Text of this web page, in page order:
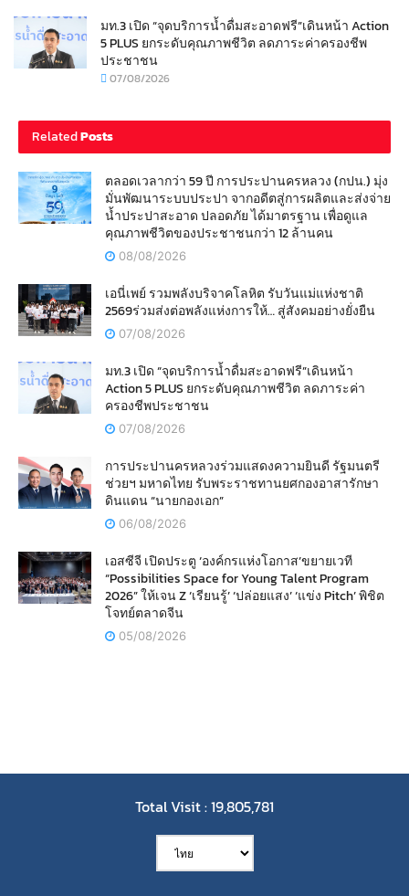
มท.3 เปิด “จุดบริการน้ำดื่มสะอาดฟรี”เดินหน้า Action
5 PLUS ยกระดับคุณภาพชีวิต ลดภาระค่าครองชีพ
ประชาชน
07/08/2026
RelatedPosts
ตลอดเวลากว่า 59 ปี การประปานครหลวง (กปน.) มุ่ง
มั่นพัฒนาระบบประปา จากอดีตสู่การผลิตและส่งจ่าย
น้ำประปาสะอาด ปลอดภัย ได้มาตรฐาน เพื่อดูแล
คุณภาพชีวิตของประชาชนกว่า 12 ล้านคน
08/08/2026
เอนี่เพย์ รวมพลังบริจาคโลหิต รับวันแม่แห่งชาติ
2569ร่วมส่งต่อพลังแห่งการให้… สู่สังคมอย่างยั่งยืน
07/08/2026
มท.3 เปิด “จุดบริการน้ำดื่มสะอาดฟรี”เดินหน้า
Action 5 PLUS ยกระดับคุณภาพชีวิต ลดภาระค่า
ครองชีพประชาชน
07/08/2026
การประปานครหลวงร่วมแสดงความยินดี รัฐมนตรี
ช่วยฯ มหาดไทย รับพระราชทานยศกองอาสารักษา
ดินแดน “นายกองเอก”
06/08/2026
เอสซีจี เปิดประตู ‘องค์กรแห่งโอกาส’ขยายเวที
“Possibilities Space for Young Talent Program
2026” ให้เจน Z ‘เรียนรู้’ ‘ปล่อยแสง’ ‘แข่ง Pitch’ พิชิต
โจทย์ตลาดจีน
05/08/2026
Total Visit : 19,805,781